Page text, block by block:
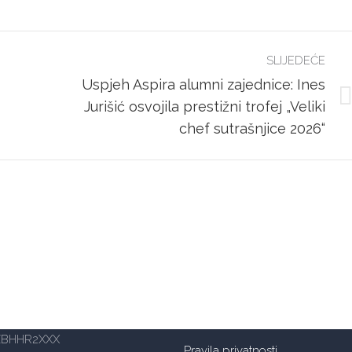
SLIJEDEĆE
Uspjeh Aspira alumni zajednice: Ines
Jurišić osvojila prestižni trofej „Veliki
chef sutrašnjice 2026“